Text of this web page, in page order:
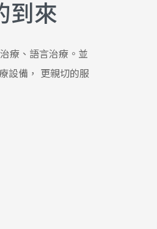
到來
療、語言治療。並
設備， 更親切的服